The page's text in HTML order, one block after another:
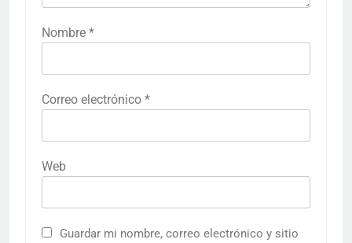
Nombre *
Correo electrónico *
Web
Guardar mi nombre, correo electrónico y sitio